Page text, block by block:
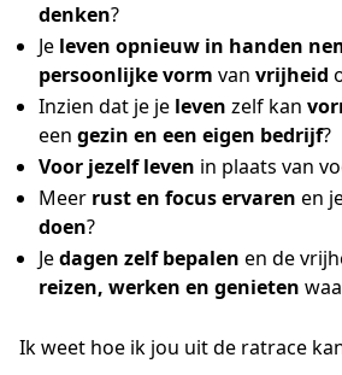
denken?
Je leven opnieuw in handen
persoonlijke vorm van vrijheid
Inzien dat je je leven zelf kan
een gezin en een eigen bedrijf?
Voor jezelf leven in plaats van
Meer rust en focus ervaren en
doen?
Jedagen zelf bepalen en de
reizen, werken en genieten
Ik weet hoe ik jou uit de ratrace